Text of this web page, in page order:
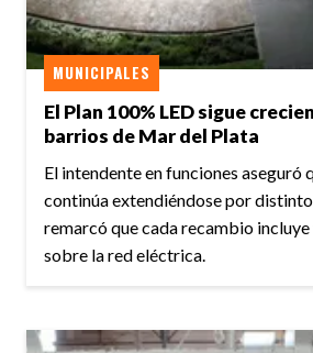
El Plan 100% LED sigue
barrios de Mar del Plata
MUNICIPALES
El intendente en funciones aseguró
continúa extendiéndose por
remarcó que cada recambio
sobre la red eléctrica.